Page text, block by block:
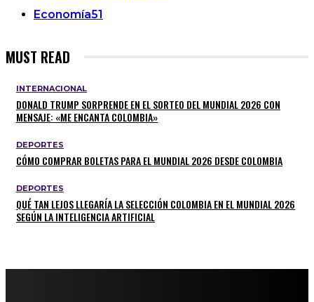
Economía51
MUST READ
INTERNACIONAL
DONALD TRUMP SORPRENDE EN EL SORTEO DEL MUNDIAL 2026 CON
MENSAJE: «ME ENCANTA COLOMBIA»
DEPORTES
CÓMO COMPRAR BOLETAS PARA EL MUNDIAL 2026 DESDE COLOMBIA
DEPORTES
QUÉ TAN LEJOS LLEGARÍA LA SELECCIÓN COLOMBIA EN EL MUNDIAL 2026
SEGÚN LA INTELIGENCIA ARTIFICIAL